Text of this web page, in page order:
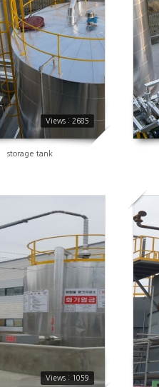
Views : 2685
storage tank
Views : 1059